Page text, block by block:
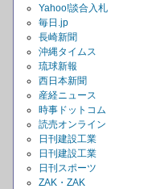
Yahoo!談合入札
毎日.jp
長崎新聞
沖縄タイムス
琉球新報
西日本新聞
産経ニュース
時事ドットコム
読売オンライン
日刊建設工業
日刊建設工業
日刊スポーツ
ZAK・ZAK